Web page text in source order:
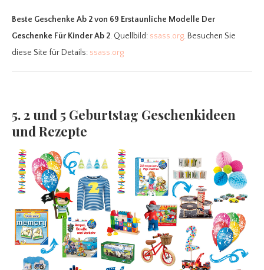
Beste Geschenke Ab 2von 69 Erstaunliche Modelle Der
Geschenke Für Kinder Ab 2. Quellbild: ssass.org. Besuchen Sie
diese Site für Details: ssass.org
5. 2 und 5 Geburtstag Geschenkideen
und Rezepte